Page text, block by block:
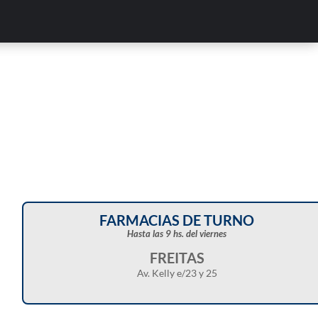
FARMACIAS DE TURNO
Hasta las 9 hs. del viernes
FREITAS
Av. Kelly e/23 y 25